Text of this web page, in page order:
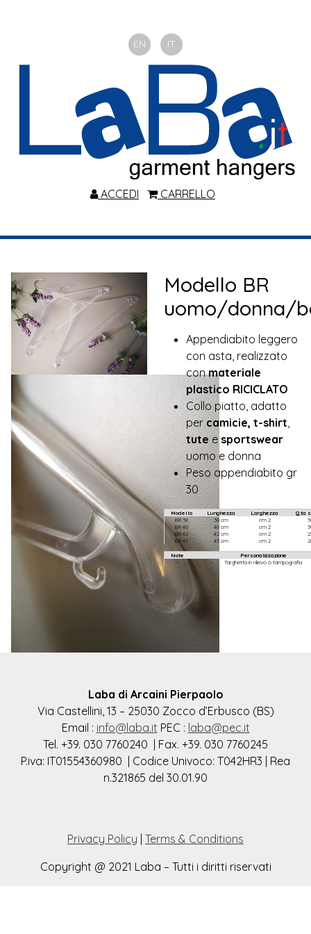
EN IT
ACCEDI CARRELLO
Modello BR
uomo/donna/
Appendiabito leggero
con asta, realizzato
conmateriale
plastico RICICLATO
Collo piatto, adatto
per camicie, t-shirt,
tute e sportswear
uomo e donna
Peso appendiabito gr
30
Laba di Arcaini Pierpaolo
Via Castellini, 13 – 25030 Zocco d’Erbusco (BS)
Email : info@laba.it PEC : laba@pec.it
Tel. +39. 030 7760240 | Fax. +39. 030 7760245
P.iva: IT01554360980 | Codice Univoco: T042HR3 | Rea
n.321865 del 30.01.90
Privacy Policy Terms & Conditions
Copyright @ 2021 Laba – Tutti i diritti riservati